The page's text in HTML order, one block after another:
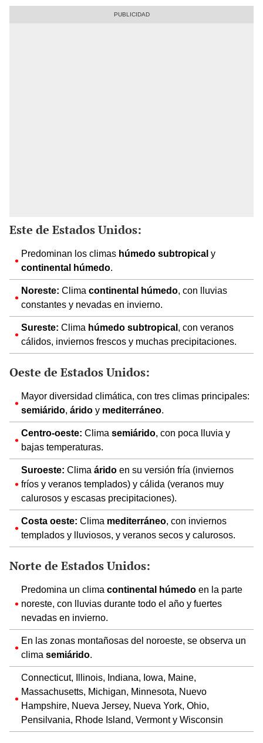
Este de Estados Unidos:
Predominan los climas húmedo subtropical y
continental húmedo.
Noreste: Clima continental húmedo, con lluvias
constantes y nevadas en invierno.
Sureste: Clima húmedo subtropical, con veranos
cálidos, inviernos frescos y muchas precipitaciones.
Oeste de Estados Unidos:
Mayor diversidad climática, con tres climas principales:
semiárido, árido y mediterráneo.
Centro-oeste: Clima semiárido, con poca lluvia y
bajas temperaturas.
Suroeste: Clima árido en su versión fría (inviernos
fríos y veranos templados) y cálida (veranos muy
calurosos y escasas precipitaciones).
Costa oeste: Clima mediterráneo, con inviernos
templados y lluviosos, y veranos secos y calurosos.
Norte de Estados Unidos:
Predomina un clima continental húmedo en la parte
noreste, con lluvias durante todo el año y fuertes
nevadas en invierno.
En las zonas montañosas del noroeste, se observa un
clima semiárido.
Connecticut, Illinois, Indiana, Iowa, Maine,
Massachusetts, Michigan, Minnesota, Nuevo
Hampshire, Nueva Jersey, Nueva York, Ohio,
Pensilvania, Rhode Island, Vermont y Wisconsin